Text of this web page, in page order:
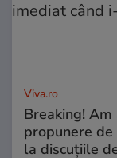
Viva.ro
Breaking!
propunere
la discuțiile